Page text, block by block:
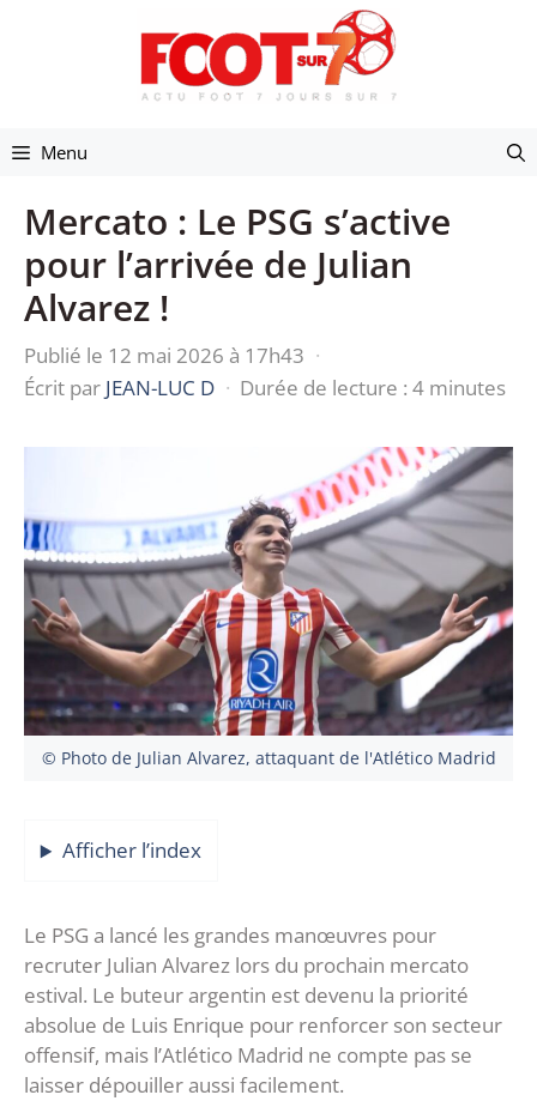
Menu
Mercato : Le PSG s’active
pour l’arrivée de Julian
Alvarez !
Publié le 12 mai 2026 à 17h43 ·
Écrit par JEAN-LUC D · Durée de lecture : 4 minutes
© Photo de Julian Alvarez, attaquant de l'Atlético Madrid
Afficher l’index
Le PSG a lancé les grandes manœuvres pour
recruter Julian Alvarez lors du prochain mercato
estival. Le buteur argentin est devenu la priorité
absolue de Luis Enrique pour renforcer son secteur
offensif, mais l’Atlético Madrid ne compte pas se
laisser dépouiller aussi facilement.